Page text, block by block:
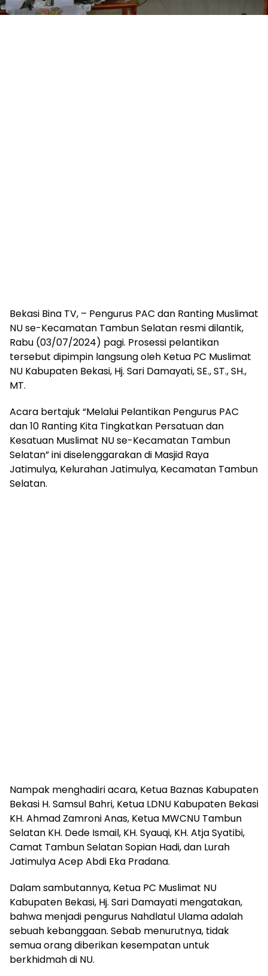
Bekasi Bina TV, – Pengurus PAC dan Ranting Muslimat
NU se-Kecamatan Tambun Selatan resmi dilantik,
Rabu (03/07/2024) pagi. Prosessi pelantikan
tersebut dipimpin langsung oleh Ketua PC Muslimat
NU Kabupaten Bekasi, Hj. Sari Damayati, SE., ST., SH.,
MT.
Acara bertajuk “Melalui Pelantikan Pengurus PAC
dan 10 Ranting Kita Tingkatkan Persatuan dan
Kesatuan Muslimat NU se-Kecamatan Tambun
Selatan” ini diselenggarakan di Masjid Raya
Jatimulya, Kelurahan Jatimulya, Kecamatan Tambun
Selatan.
Nampak menghadiri acara, Ketua Baznas Kabupaten
Bekasi H. Samsul Bahri, Ketua LDNU Kabupaten Bekasi
KH. Ahmad Zamroni Anas, Ketua MWCNU Tambun
Selatan KH. Dede Ismail, KH. Syauqi, KH. Atja Syatibi,
Camat Tambun Selatan Sopian Hadi, dan Lurah
Jatimulya Acep Abdi Eka Pradana.
Dalam sambutannya, Ketua PC Muslimat NU
Kabupaten Bekasi, Hj. Sari Damayati mengatakan,
bahwa menjadi pengurus Nahdlatul Ulama adalah
sebuah kebanggaan. Sebab menurutnya, tidak
semua orang diberikan kesempatan untuk
berkhidmah di NU.